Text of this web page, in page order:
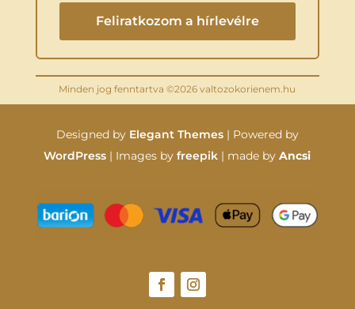
Minden jog fenntartva ©2026 valtozokorienem.hu
Designed by Elegant Themes| Powered by
WordPress | Images byfreepik | made byAncsi